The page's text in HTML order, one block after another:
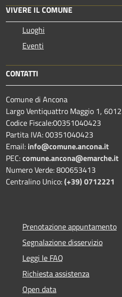
VIVERE IL COMUNE
Luoghi
Eventi
CONTATTI
Comune di Ancona
Largo Ventiquattro Maggio 1,
Codice Fiscale:00351040423
Partita IVA: 00351040423
Email: info@comune.ancona.it
PEC:comune.ancona@emarche.it
Numero Verde: 800653413
Centralino Unico:(+39) 0712221
Prenotazione appuntamento
Segnalazione disservizio
Leggi le FAQ
Richiesta assistenza
Open data